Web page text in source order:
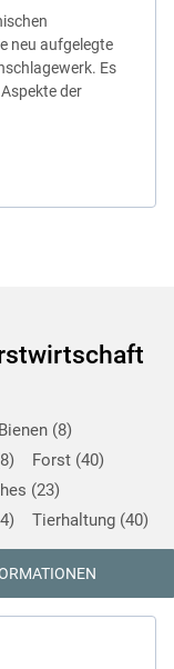
neu aufgelegte
Es
der
Bienen 8
8 Forst 40
23
Tierhaltung 40